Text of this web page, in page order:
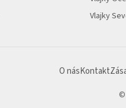
Vlajky
O násKontakt
©